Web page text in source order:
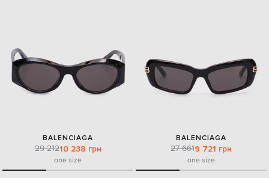
BALENCIAGA
29 21210 238 грн
one size
BALENCIAGA
27 6619 721 грн
one size